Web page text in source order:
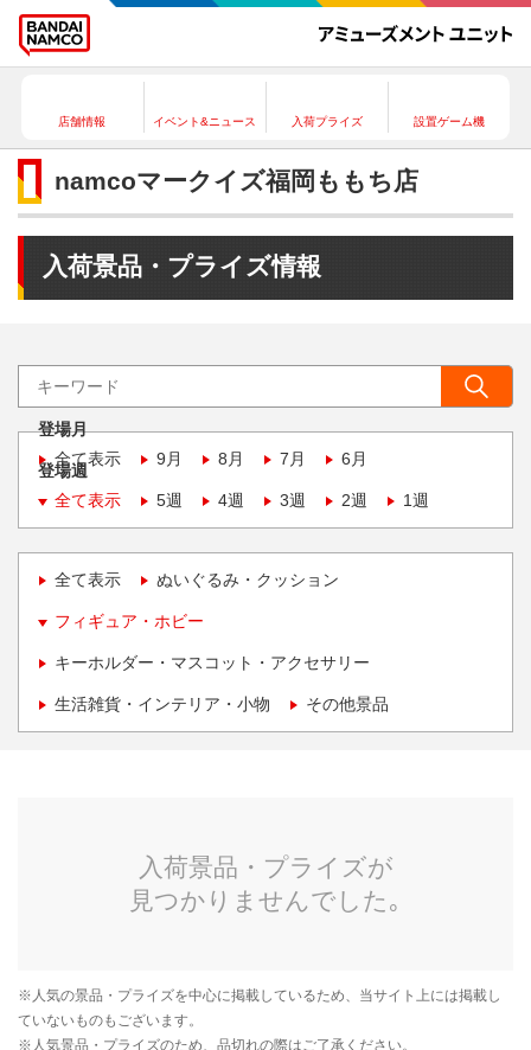
店舗情報 イベント&ニュース 入荷プライズ 設置ゲーム機
namcoマークイズ福岡ももち店
入荷景品・プライズ情報
登場月
全て表示
9月 8月 7月 6月
登場週
全て表示
5週 4週 3週 2週 1週
全て表示 ぬいぐるみ・クッション
フィギュア・ホビー
キーホルダー・マスコット・アクセサリー
生活雑貨・インテリア・小物 その他景品